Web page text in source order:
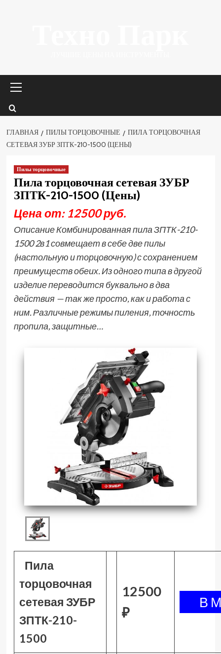
меню
ГЛАВНАЯ ПИЛЫ ТОРЦОВОЧНЫЕ
ПИЛА ТОРЦОВОЧНАЯ
СЕТЕВАЯ ЗУБР ЗПТК-210-1500 (ЦЕНЫ)
Пилы торцовочные
Пила торцовочная сетевая ЗУБР
ЗПТК-210-1500 (Цены)
Цена от: 12500 руб.
Описание Комбинированная пила ЗПТК-210-
1500 2в1 совмещает в себе две пилы
(настольную и торцовочную) с сохранением
преимуществ обеих. Из одного типа в другой
изделие переводится буквально в два
действия — так же просто, как и работа с
ним. Различные режимы пиления, точность
пропила, защитные…
Пила
торцовочная
сетевая ЗУБР
ЗПТК-210-
1500
12500
₽